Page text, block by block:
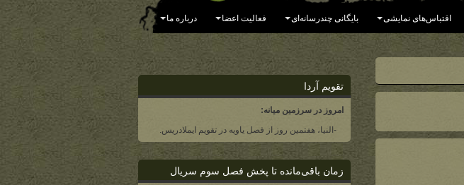
اقتباس‌های نمایشی بایگانی چندرسانه‌ای فعالیت اعضا درباره ما
تقویم آردا
امروز در سرزمین میانه:
-النیا، هفتمین روز از فصل یاویه در تقویم ایملادریس.
زمان باقی‌مانده تا پخش فصل سوم سریال